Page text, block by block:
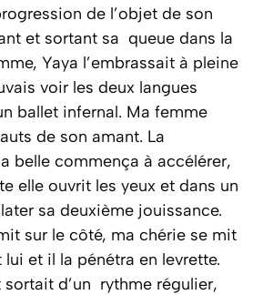
de l’objet de son
et sortant sa queue dans la
Yaya l’embrassait à pleine
voir les deux langues
ballet infernal. Ma femme
de son amant. La
belle commença à accélérer,
elle ouvrit les yeux et dans un
sa deuxième jouissance.
sur le côté, ma chérie se mit
et il la pénétra en levrette.
d’un rythme régulier,